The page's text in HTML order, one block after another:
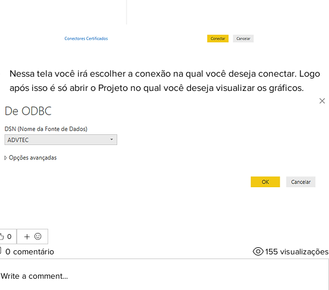
Nessa tela você irá escolher a conexão na qual você deseja conectar. Logo
após isso é só abrir o Projeto no qual você deseja visualizar os gráficos.
0
0 comentário 155 visualizações
Write a comment...